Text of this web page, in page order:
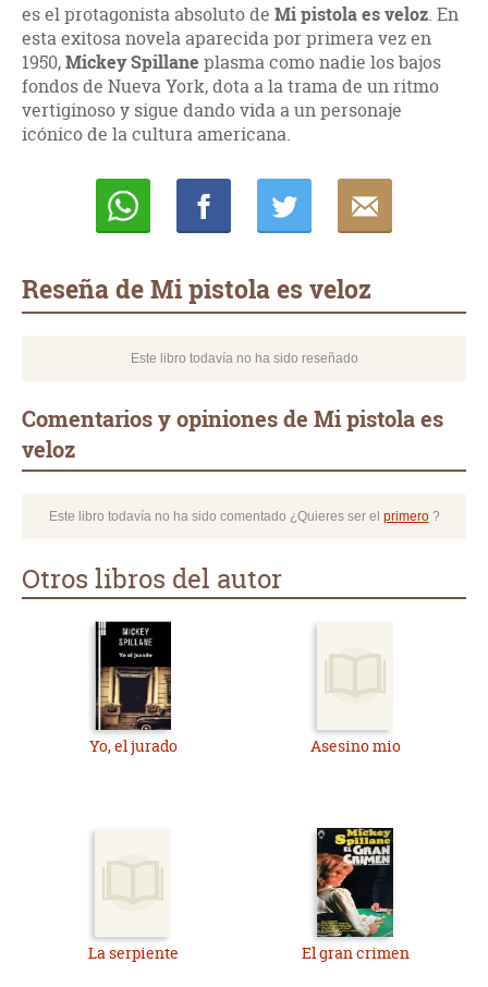
es el protagonista absoluto de Mi pistola es veloz. En
esta exitosa novela aparecida por primera vez en
1950,Mickey Spillane plasma como nadie los bajos
fondos de Nueva York, dota a la trama de un ritmo
vertiginoso y sigue dando vida a un personaje
icónico de la cultura americana.
Reseña de Mi pistola es veloz
Este libro todavía no ha sido reseñado
Comentarios y opiniones de Mi pistola es
veloz
Este libro todavía no ha sido comentado ¿Quieres ser el primero?
Otros libros del autor
Yo, el jurado Asesino mio
La serpiente El gran crimen